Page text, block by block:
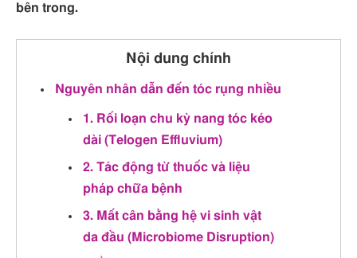
bên trong.
Nội dung chính
Nguyên nhân dẫn đến tóc rụng nhiều
1. Rối loạn chu kỳ nang tóc kéo
dài (Telogen Effluvium)
2. Tác động từ thuốc và liệu
pháp chữa bệnh
3. Mất cân bằng hệ vi sinh vật
da đầu (Microbiome Disruption)